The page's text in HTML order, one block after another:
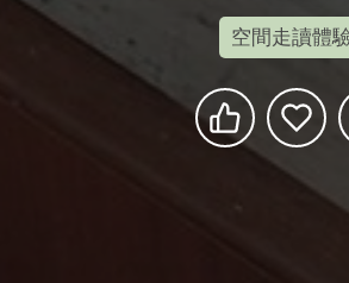
空間走讀體